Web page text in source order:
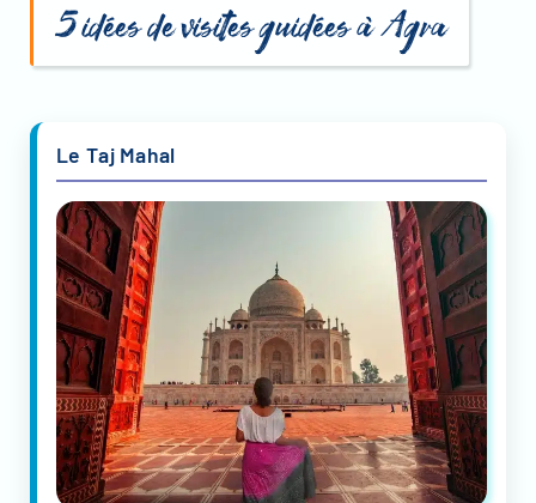
5 idées de visites guidées à Agra
Le Taj Mahal